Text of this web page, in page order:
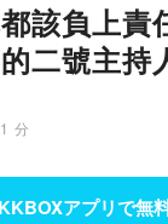
該負上責
二號主持
分
KKBOXアプリで無